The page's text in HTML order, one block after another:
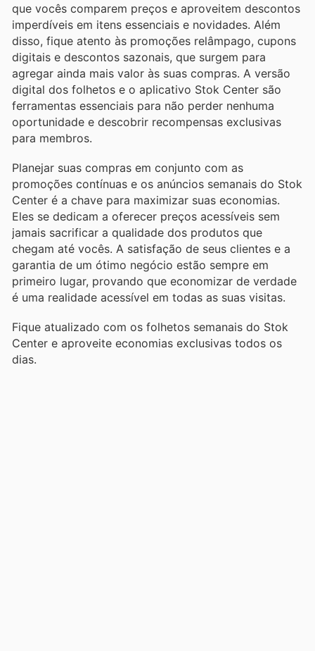
que vocês comparem preços e aproveitem descontos
imperdíveis em itens essenciais e novidades. Além
disso, fique atento às promoções relâmpago, cupons
digitais e descontos sazonais, que surgem para
agregar ainda mais valor às suas compras. A versão
digital dos folhetos e o aplicativo Stok Center são
ferramentas essenciais para não perder nenhuma
oportunidade e descobrir recompensas exclusivas
para membros.
Planejar suas compras em conjunto com as
promoções contínuas e os anúncios semanais do Stok
Center é a chave para maximizar suas economias.
Eles se dedicam a oferecer preços acessíveis sem
jamais sacrificar a qualidade dos produtos que
chegam até vocês. A satisfação de seus clientes e a
garantia de um ótimo negócio estão sempre em
primeiro lugar, provando que economizar de verdade
é uma realidade acessível em todas as suas visitas.
Fique atualizado com os folhetos semanais do Stok
Center e aproveite economias exclusivas todos os
dias.